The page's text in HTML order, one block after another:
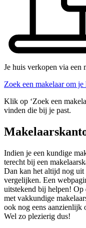
Je huis verkopen via een
Zoek een makelaar om
Klik op ‘Zoek een
vinden die bij je past.
Indien je een kundige
terecht bij een
Dan kan het altijd nog uit
vergelijken. Een
uitstekend bij helpen! Op
met vakkundige
ook nog eens aanzienlijk
Wel zo plezierig dus!